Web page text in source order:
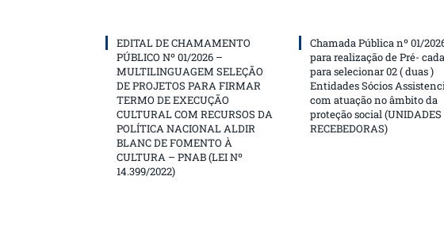
EDITAL DE CHAMAMENTO
PÚBLICO Nº 01/2026 –
MULTILINGUAGEM SELEÇÃO
DE PROJETOS PARA FIRMAR
TERMO DE EXECUÇÃO
CULTURAL COM RECURSOS DA
POLÍTICA NACIONAL ALDIR
BLANC DE FOMENTO À
CULTURA – PNAB (LEI Nº
14.399/2022)
Chamada Pública nº 01/
para realização de Pré-
para selecionar 02 ( duas )
Entidades Sócios
com atuação no âmbito da
proteção social (UNIDADES
RECEBEDORAS)